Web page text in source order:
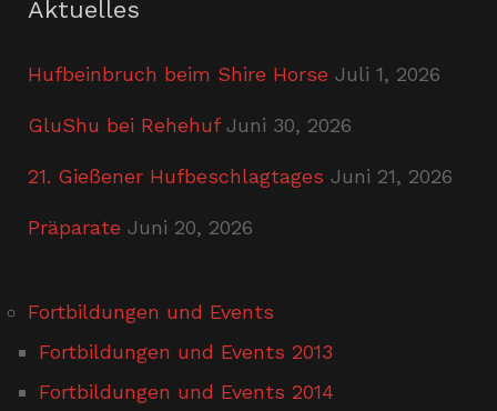
Aktuelles
Hufbeinbruch beim Shire Horse Juli 1, 2026
GluShu bei Rehehuf Juni 30, 2026
21. Gießener Hufbeschlagtages Juni 21, 2026
Präparate Juni 20, 2026
Fortbildungen und Events
Fortbildungen und Events 2013
Fortbildungen und Events 2014